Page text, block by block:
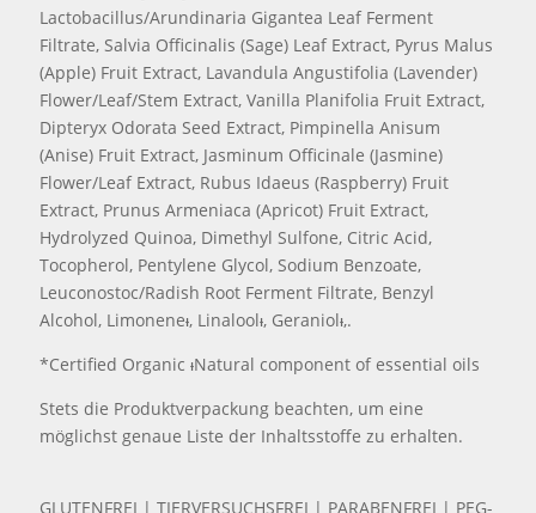
Lactobacillus/Arundinaria Gigantea Leaf Ferment
Filtrate, Salvia Officinalis (Sage) Leaf Extract, Pyrus Malus
(Apple) Fruit Extract, Lavandula Angustifolia (Lavender)
Flower/Leaf/Stem Extract, Vanilla Planifolia Fruit Extract,
Dipteryx Odorata Seed Extract, Pimpinella Anisum
(Anise) Fruit Extract, Jasminum Officinale (Jasmine)
Flower/Leaf Extract, Rubus Idaeus (Raspberry) Fruit
Extract, Prunus Armeniaca (Apricot) Fruit Extract,
Hydrolyzed Quinoa, Dimethyl Sulfone, Citric Acid,
Tocopherol, Pentylene Glycol, Sodium Benzoate,
Leuconostoc/Radish Root Ferment Filtrate, Benzyl
Alcohol, Limoneneᵻ, Linaloolᵻ, Geraniolᵻ,.
*Certified Organic ᵻNatural component of essential oils
Stets die Produktverpackung beachten, um eine
möglichst genaue Liste der Inhaltsstoffe zu erhalten.
GLUTENFREI | TIERVERSUCHSFREI | PARABENFREI | PEG-